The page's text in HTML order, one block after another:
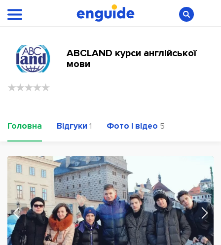
ABCLAND курси англійської
мови
Головна Відгуки 1 Фото і відео 5